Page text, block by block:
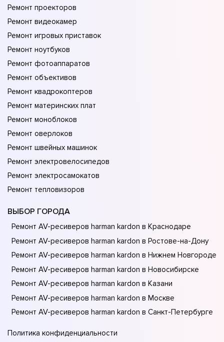
Ремонт проекторов
Ремонт видеокамер
Ремонт игровых приставок
Ремонт ноутбуков
Ремонт фотоаппаратов
Ремонт объективов
Ремонт квадрокоптеров
Ремонт материнских плат
Ремонт моноблоков
Ремонт оверлоков
Ремонт швейных машинок
Ремонт электровелосипедов
Ремонт электросамокатов
Ремонт тепловизоров
ВЫБОР ГОРОДА
Ремонт AV-ресиверов harman kardon в Краснодаре
Ремонт AV-ресиверов harman kardon в Ростове-на-Донy
Ремонт AV-ресиверов harman kardon в Нижнем Новгороде
Ремонт AV-ресиверов harman kardon в Новосибирске
Ремонт AV-ресиверов harman kardon в Казани
Ремонт AV-ресиверов harman kardon в Москве
Ремонт AV-ресиверов harman kardon в Санкт-Петербурге
Политика конфиденциальности